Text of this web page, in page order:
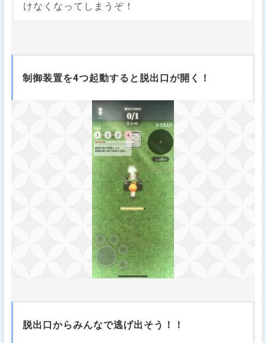
けなくなってしまうぞ！
制御装置を4つ起動すると脱出口が開く！
脱出口からみんなで逃げ出そう！！